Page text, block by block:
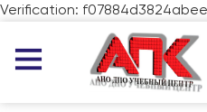
Verification: